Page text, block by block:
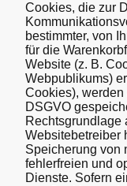
Cookies, die zur
bestimmter, von
für die
Website (z. B.
Webpublikums)
Cookies), werden
DSGVO
Rechtsgrundlage
Websitebetreiber
Speicherung von
fehlerfreien und
Dienste. Sofern